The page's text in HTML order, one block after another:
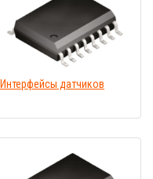
Интерфейсы датчиков